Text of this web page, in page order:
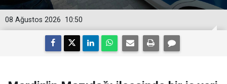
10:50
08 Ağustos 2026